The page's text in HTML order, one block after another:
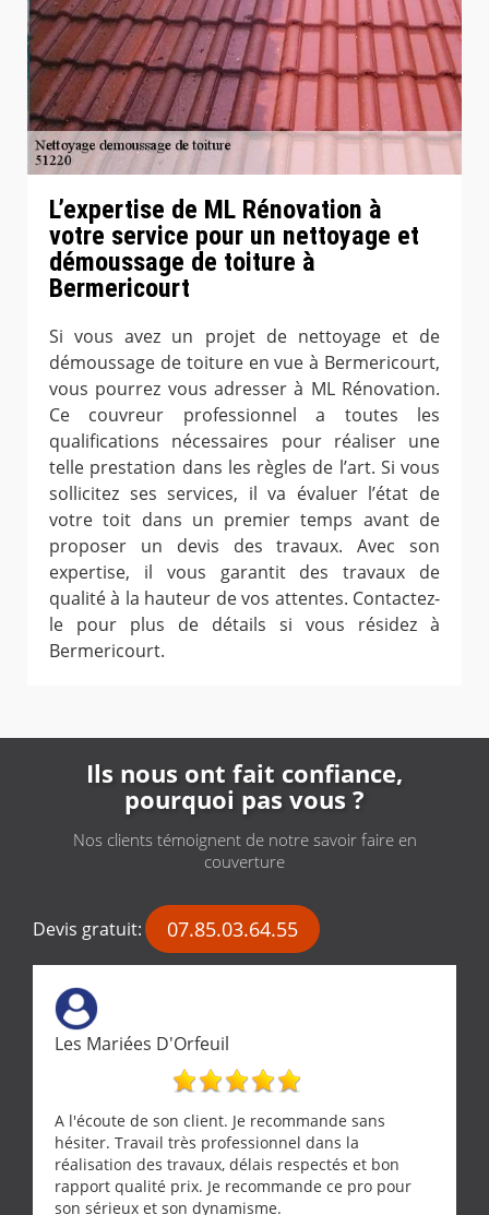
L’expertise de ML Rénovation à
votre service pour un nettoyage et
démoussage de toiture à
Bermericourt
Si vous avez un projet de nettoyage et de
démoussage de toiture en vue à Bermericourt,
vous pourrez vous adresser à ML Rénovation.
Ce couvreur professionnel a toutes les
qualifications nécessaires pour réaliser une
telle prestation dans les règles de l’art. Si vous
sollicitez ses services, il va évaluer l’état de
votre toit dans un premier temps avant de
proposer un devis des travaux. Avec son
expertise, il vous garantit des travaux de
qualité à la hauteur de vos attentes. Contactez-
le pour plus de détails si vous résidez à
Bermericourt.
Ils nous ont fait confiance,
pourquoi pas vous ?
Nos clients témoignent de notre savoir faire en
couverture
Devis gratuit: 07.85.03.64.55
Les Mariées D'Orfeuil
A l'écoute de son client. Je recommande sans
hésiter. Travail très professionnel dans la
réalisation des travaux, délais respectés et bon
rapport qualité prix. Je recommande ce pro pour
son sérieux et son dynamisme.